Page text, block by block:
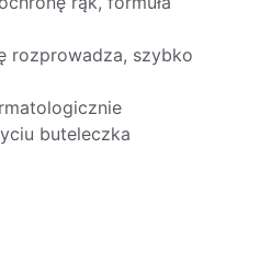
rozprowadza, szybko
buteleczka